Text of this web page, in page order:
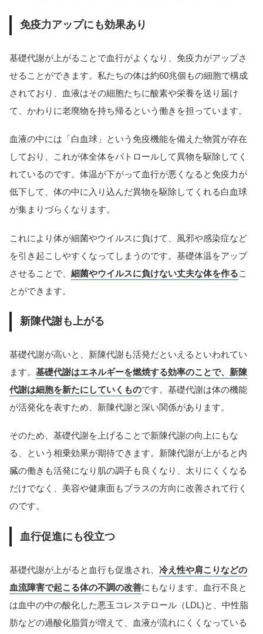
免疫力アップにも効果あり
基礎代謝が上がることで血行がよくなり、免疫力がアップさ
せることができます。私たちの体は約60兆個もの細胞で構成
されており、血液はその細胞たちに酸素や栄養を送り届け
て、かわりに老廃物を持ち帰るという働きを担っています。
血液の中には「白血球」という免疫機能を備えた物質が存在
しており、これが体全体をパトロールして異物を駆除してく
れているのです。体温が下がって血行が悪くなると免疫力が
低下して、体の中に入り込んだ異物を駆除してくれる白血球
が集まりづらくなります。
これにより体が細菌やウイルスに負けて、風邪や感染症など
を引き起こしやすくなってしまうのです。基礎体温をアップ
させることで、 細菌やウイルスに負けない丈夫な体を作るこ
とができます。
新陳代謝も上がる
基礎代謝が高いと、新陳代謝も活発だといえるといわれてい
ます。 基礎代謝はエネルギーを燃焼する効率のことで、新陳
代謝は細胞を新たにしていくものです。基礎代謝は体の機能
が活発化を表すため、新陳代謝と深い関係があります。
そのため、基礎代謝を上げることで新陳代謝の向上にもな
る、という相乗効果が期待できます。新陳代謝が上がると内
臓の働きも活発になり肌の調子も良くなり、太りにくくなる
だけでなく、美容や健康面もプラスの方向に改善されて行く
のです。
血行促進にも役立つ
基礎代謝が上がると血行も促進され、 冷え性や肩こりなどの
血流障害で起こる体の不調の改善にもなります。血行不良と
は血中の中の酸化した悪玉コレステロール（LDL)と、中性脂
肪などの過酸化脂質が増えて、血液が流れにくくなっている